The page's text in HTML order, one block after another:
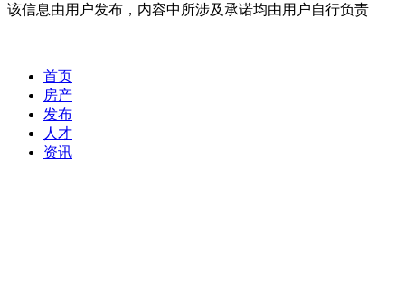
该信息由用户发布，内容中所涉及承诺均由用户自行负责
首页
房产
发布
人才
资讯